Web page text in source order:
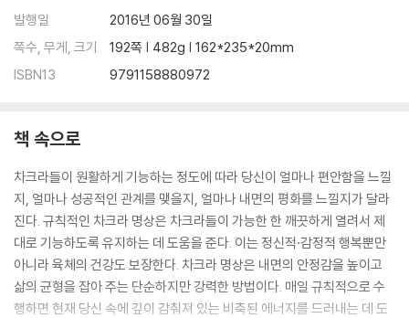
아나하타 에너지를 위한 요가 아사나
CHAPTER5
인후 차크라 자각하여 깨우기
침묵 관찰하기
호박벌 호흡하기
옴 명상
비슛다 에너지와 함께하기
비슛다 에너지를 위한 요가 아사나
거북 차크라
발행일
2016년 06월 30일
쪽수, 무게, 크기
192쪽 | 482g | 162*235*20mm
ISBN13
9791158880972
책 속으로
차크라들이 원활하게 기능하는 정도에 따라 당신이 얼마나 편안함을 느낄
지, 얼마나 성공적인 관계를 맺을지, 얼마나 내면의 평화를 느낄지가 달라
진다. 규칙적인 차크라 명상은 차크라들이 가능한 한 깨끗하게 열려서 제
대로 기능하도록 유지하는 데 도움을 준다. 이는 정신적·감정적 행복뿐만
아니라 육체의 건강도 보장한다. 차크라 명상은 내면의 안정감을 높이고
삶의 균형을 잡아 주는 단순하지만 강력한 방법이다. 매일 규칙적으로 수
행하면 현재 당신 속에 깊이 감춰져 있는 비축된 에너지를 드러내는 데 도